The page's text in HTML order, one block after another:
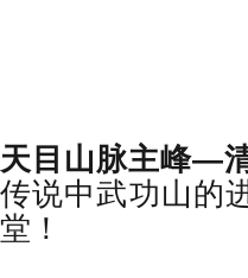
天目山脉主峰—
传说中武功山的
堂！